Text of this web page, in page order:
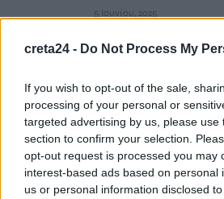
creta24 - Do Not Process My
If you wish to opt-out of the sale,
processing of your personal or
targeted advertising by us, please use
section to confirm your selection.
opt-out request is processed you may
interest-based ads based on personal
us or personal information disclosed
5 Ιουνίου, 2025
Ξεβράστηκε σε
καταστροφής» – Γιατί
ανησυχία το σπάνιο
5